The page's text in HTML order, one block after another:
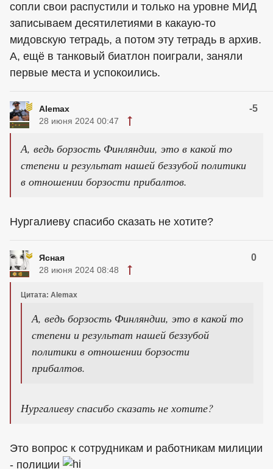
сопли свои распустили и только на уровне МИД
записываем десятилетиями в какаую-то
мидовскую тетрадь, а потом эту тетрадь в архив.
А, ещё в танковый биатлон поиграли, заняли
первые места и успокоились.
Alemax -5
28 июня 2024 00:47
А, ведь борзость Финляндии, это в какой то
степени и результат нашей беззубой политики
в отношении борзости прибалтов.
Нургалиеву спасибо сказать не хотите?
Ясная 0
28 июня 2024 08:48
Цитата: Alemax
А, ведь борзость Финляндии, это в какой то
степени и результат нашей беззубой
политики в отношении борзости
прибалтов.
Нургалиеву спасибо сказать не хотите?
Это вопрос к сотрудникам и работникам милиции
- полиции